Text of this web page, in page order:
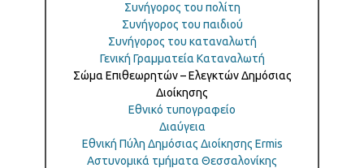
Συνήγορος του πολίτη
Συνήγορος του παιδιού
Συνήγορος του καταναλωτή
Γενική Γραμματεία Καταναλωτή
Σώμα Επιθεωρητών – Ελεγκτών Δημόσιας
Διοίκησης
Εθνικό τυπογραφείο
Διαύγεια
Εθνική Πύλη Δημόσιας Διοίκησης Ermis
Αστυνομικά τμήματα Θεσσαλονίκης